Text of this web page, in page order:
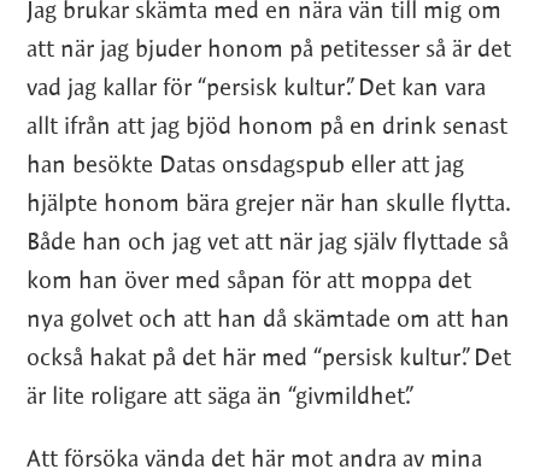
Jag brukar skämta med en nära vän till mig om
att när jag bjuder honom på petitesser så är det
vad jag kallar för “persisk kultur”. Det kan vara
allt ifrån att jag bjöd honom på en drink senast
han besökte Datas onsdagspub eller att jag
hjälpte honom bära grejer när han skulle flytta.
Både han och jag vet att när jag själv flyttade så
kom han över med såpan för att moppa det
nya golvet och att han då skämtade om att han
också hakat på det här med “persisk kultur”. Det
är lite roligare att säga än “givmildhet”.
Att försöka vända det här mot andra av mina